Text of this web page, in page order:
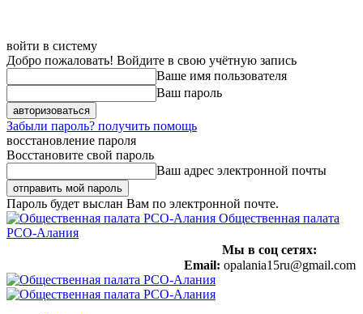
войти в систему
Добро пожаловать! Войдите в свою учётную запись
Ваше имя пользователя
Ваш пароль
Забыли пароль? получить помощь
восстановление пароля
Восстановите свой пароль
Ваш адрес электронной почты
Пароль будет выслан Вам по электронной почте.
Общественная палата
РСО-Алания
Мы в соц сетях:
Email: opalania15ru@gmail.com